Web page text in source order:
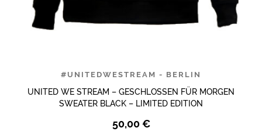
#UNITEDWESTREAM - BERLIN
UNITED WE STREAM – GESCHLOSSEN FÜR MORGEN
SWEATER BLACK – LIMITED EDITION
50,00€